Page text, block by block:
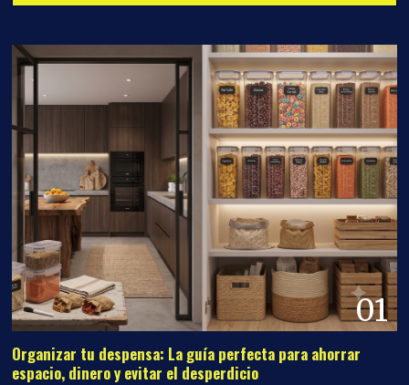
01
Organizar tu despensa: La guía perfecta para ahorrar
espacio, dinero y evitar el desperdicio